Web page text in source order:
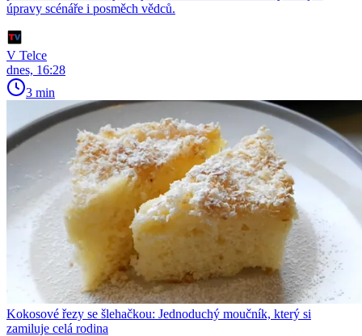
úpravy scénáře i posměch vědců.
V Telce
dnes, 16:28
3 min
Kokosové řezy se šlehačkou: Jednoduchý moučník, který si
zamiluje celá rodina